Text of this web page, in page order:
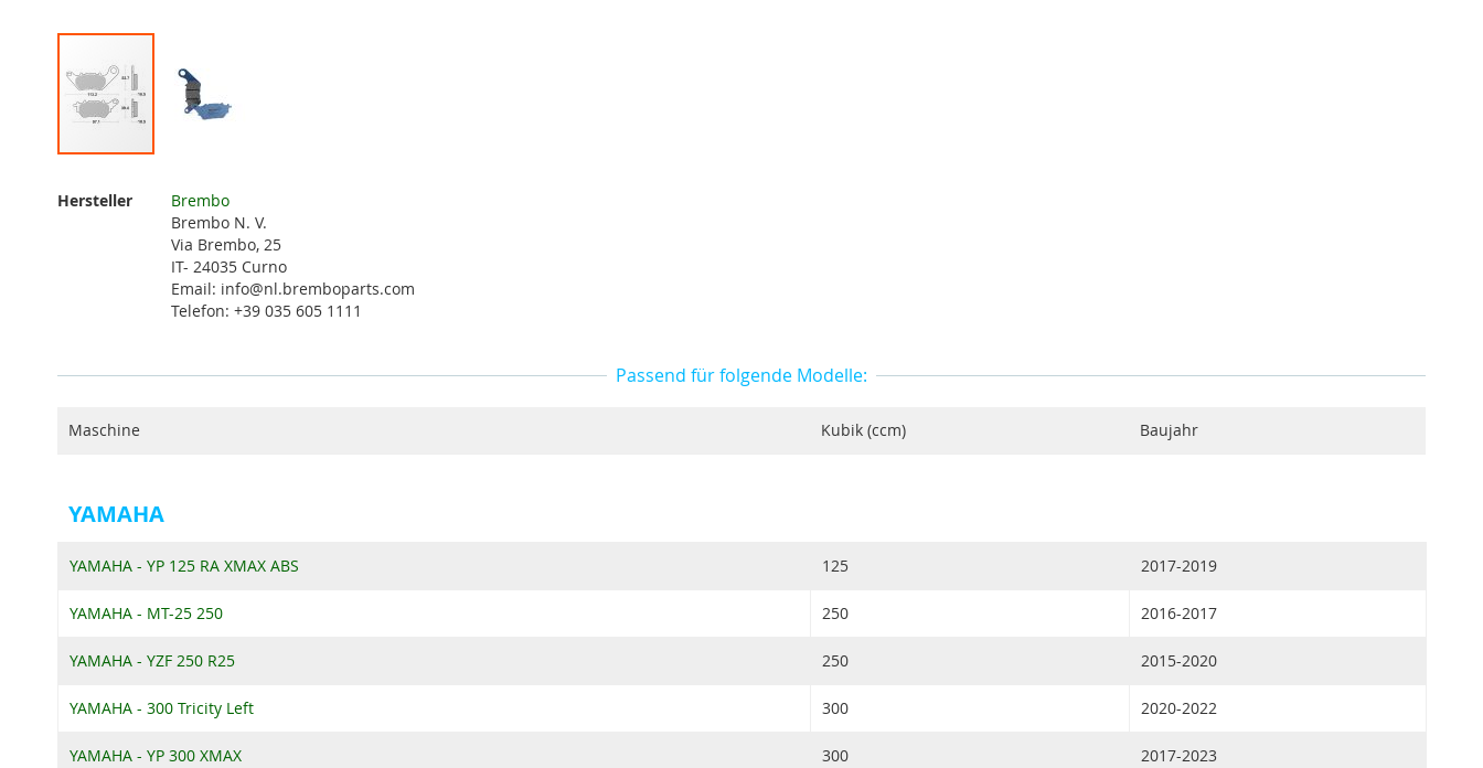
der
Weitere
Hersteller
Brembo
Brembo N. V.
Via Brembo, 25
IT- 24035 Curno
Email: info@nl.bremboparts.com
Telefon: +39 035 605 1111
Passend für folgende Modelle:
Maschine Kubik (ccm) Baujahr
YAMAHA
YAMAHA - YP 125 RA XMAX ABS 125 2017-2019
YAMAHA - MT-25 250 250 2016-2017
YAMAHA - YZF 250 R25 250 2015-2020
YAMAHA - 300 Tricity Left 300 2020-2022
YAMAHA - YP 300 XMAX 300 2017-2023